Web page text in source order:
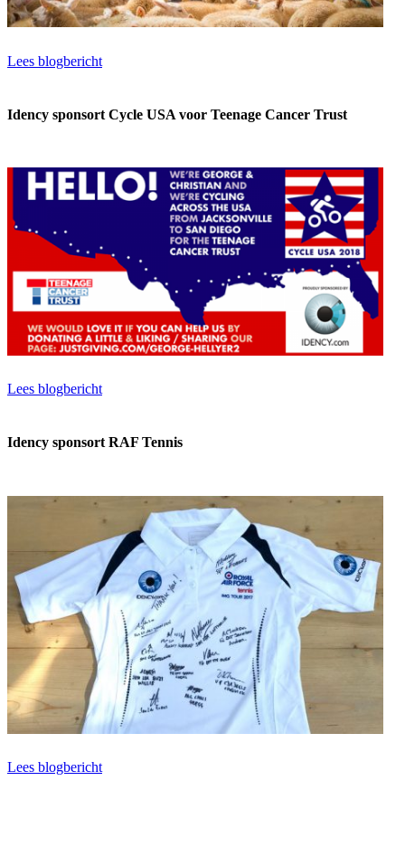
Lees blogbericht
Idency sponsort Cycle USA voor Teenage Cancer Trust
Lees blogbericht
Idency sponsort RAF Tennis
Lees blogbericht